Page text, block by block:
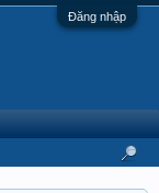
Đăng nhập